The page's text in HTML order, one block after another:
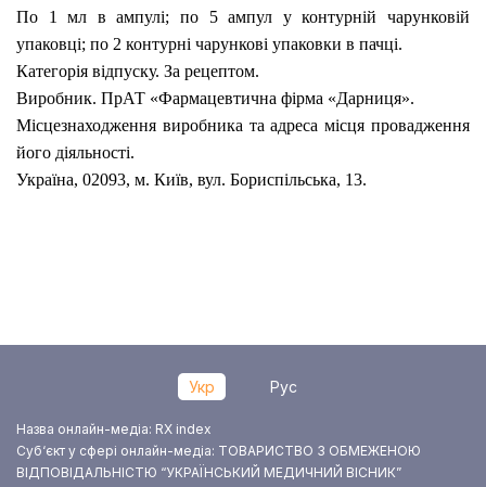
По 1 мл в ампулі; по 5 ампул у контурній чарунковій
упаковці; по 2 контурні чарункові упаковки в пачці.
Категорія відпуску. За рецептом.
Виробник. ПрАТ «Фармацевтична фірма «Дарниця».
Місцезнаходження виробника та адреса місця провадження
його діяльності.
Україна, 02093, м. Київ, вул. Бориспiльська, 13.
Укр Рус
Назва онлайн-медіа: RX index
Суб‘єкт у сфері онлайн-медіа: ТОВАРИСТВО З ОБМЕЖЕНОЮ
ВІДПОВІДАЛЬНІСТЮ “УКРАЇНСЬКИЙ МЕДИЧНИЙ ВІСНИК”